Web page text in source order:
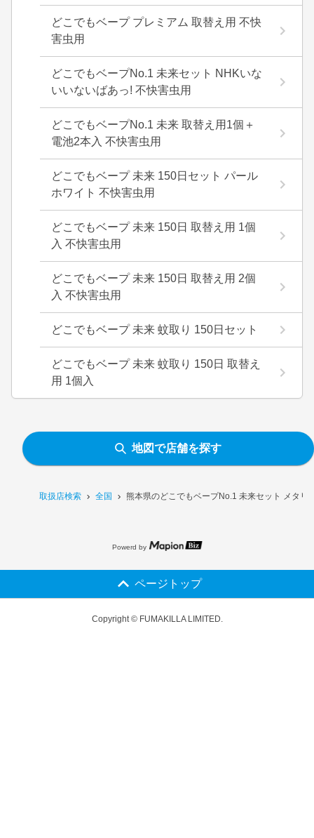
取扱店検索 全国 熊本県のどこでもベープNo.1 未来セット メタリ
どこでもベープ プレミアム 取替え用 不快
害虫用
どこでもベープNo.1 未来セット NHKいな
いいないばあっ! 不快害虫用
どこでもベープNo.1 未来 取替え用1個＋
電池2本入 不快害虫用
どこでもベープ 未来 150日セット パール
ホワイト 不快害虫用
どこでもベープ 未来 150日 取替え用 1個
入 不快害虫用
どこでもベープ 未来 150日 取替え用 2個
入 不快害虫用
どこでもベープ 未来 蚊取り 150日セット
どこでもベープ 未来 蚊取り 150日 取替え
用 1個入
地図で店舗を探す
Powerd by
ページトップ
Copyright © FUMAKILLA LIMITED.